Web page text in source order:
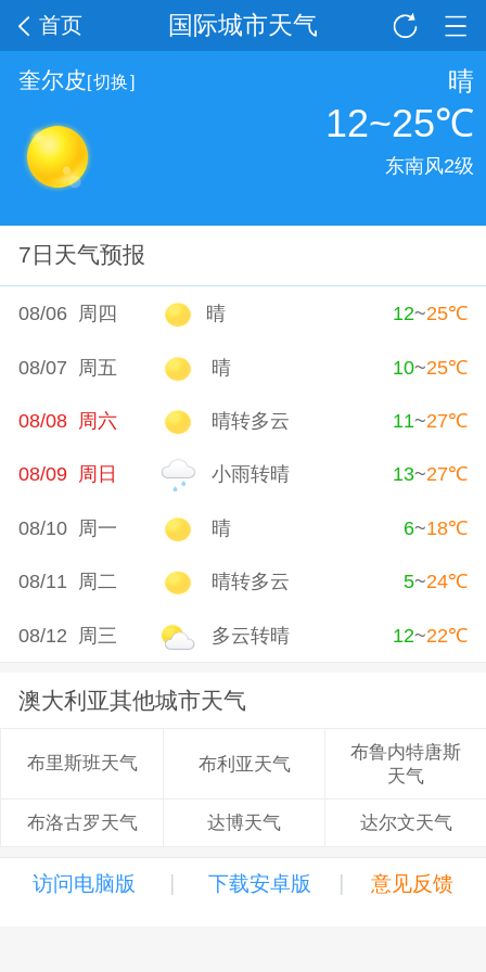
国际城市天气
首页
奎尔皮[切换] 晴
12~25℃
东南风2级
7日天气预报
08/06 周四 晴 12~25℃
08/07 周五 晴 10~25℃
08/08 周六 晴转多云 11~27℃
08/09 周日 小雨转晴 13~27℃
08/10 周一 晴 6~18℃
08/11 周二 晴转多云 5~24℃
08/12 周三 多云转晴 12~22℃
澳大利亚其他城市天气
布里斯班天气 布利亚天气
布鲁内特唐斯
天气
布洛古罗天气 达博天气 达尔文天气
访问电脑版 | 下载安卓版 | 意见反馈